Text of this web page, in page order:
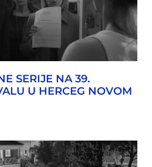
SERIJE NA 39.
U HERCEG NOVOM